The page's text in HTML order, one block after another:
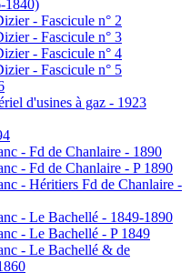
1840)
- Fascicule n° 2
- Fascicule n° 3
- Fascicule n° 4
- Fascicule n° 5
d'usines à gaz - 1923
- Fd de Chanlaire - 1890
- Fd de Chanlaire - P 1890
- Héritiers Fd de Chanlaire -
- Le Bachellé - 1849-1890
- Le Bachellé - P 1849
- Le Bachellé & de